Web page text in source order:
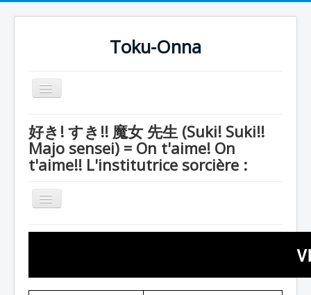
Toku-Onna
Basculer
la
Accueil
Toku-Actrices
Toku-Critiques
Séries
Artiste Asperger
好き! すき!! 魔女 先生 (Suki! Suki!!
Majo sensei) = On t'aime! On
t'aime!! L'institutrice sorcière :
Basculer
la
Série
Entourage